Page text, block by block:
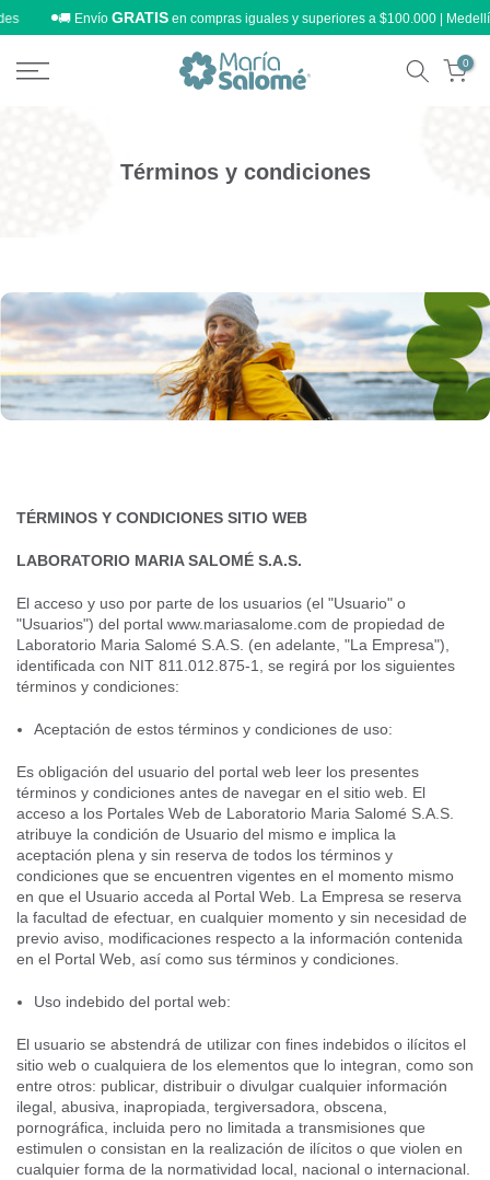
Ir
al
contenido
🚚 EnvíoGRATISen compras iguales y superiores a $100.000 | Medellín
0
Términos y condiciones
TÉRMINOS Y CONDICIONES SITIO WEB
LABORATORIO MARIA SALOMÉ S.A.S.
El acceso y uso por parte de los usuarios (el "Usuario" o
"Usuarios") del portal www.mariasalome.com de propiedad de
Laboratorio Maria Salomé S.A.S. (en adelante, "La Empresa"),
identificada con NIT 811.012.875-1, se regirá por los siguientes
términos y condiciones:
Aceptación de estos términos y condiciones de uso:
Es obligación del usuario del portal web leer los presentes
términos y condiciones antes de navegar en el sitio web. El
acceso a los Portales Web de Laboratorio Maria Salomé S.A.S.
atribuye la condición de Usuario del mismo e implica la
aceptación plena y sin reserva de todos los términos y
condiciones que se encuentren vigentes en el momento mismo
en que el Usuario acceda al Portal Web. La Empresa se reserva
la facultad de efectuar, en cualquier momento y sin necesidad de
previo aviso, modificaciones respecto a la información contenida
en el Portal Web, así como sus términos y condiciones.
Uso indebido del portal web:
El usuario se abstendrá de utilizar con fines indebidos o ilícitos el
sitio web o cualquiera de los elementos que lo integran, como son
entre otros: publicar, distribuir o divulgar cualquier información
ilegal, abusiva, inapropiada, tergiversadora, obscena,
pornográfica, incluida pero no limitada a transmisiones que
estimulen o consistan en la realización de ilícitos o que violen en
cualquier forma de la normatividad local, nacional o internacional.